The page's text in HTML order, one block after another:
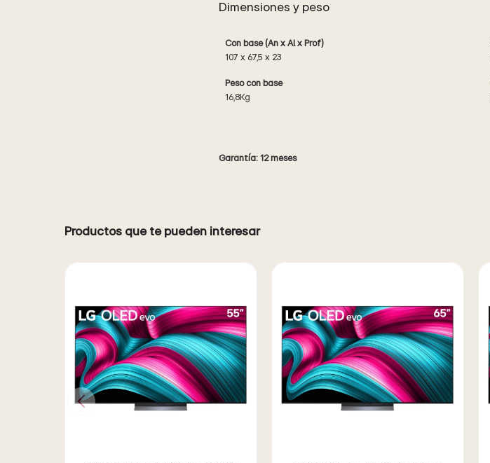
Dimensiones y peso
Con base (An x Al x Prof)
107 x 67,5 x 23
Peso con base
16,8Kg
Garantía: 12 meses
Productos que te pueden interesar